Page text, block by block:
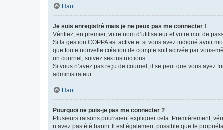
Haut
Je suis enregistré mais je ne peux pas me connecter !
Vérifiez, en premier, votre nom d’utilisateur et votre mot de
Si la gestion COPPA est active et si vous avez indiqué avoir
que toute nouvelle création de compte soit activée par vous-
un courriel, suivez ses instructions.
Si vous n’avez pas reçu de courriel, il se peut que vous ayez
administrateur.
Haut
Pourquoi ne puis-je pas me connecter ?
Plusieurs raisons pourraient expliquer cela. Premièrement,
n’avez pas été banni. Il est également possible que le